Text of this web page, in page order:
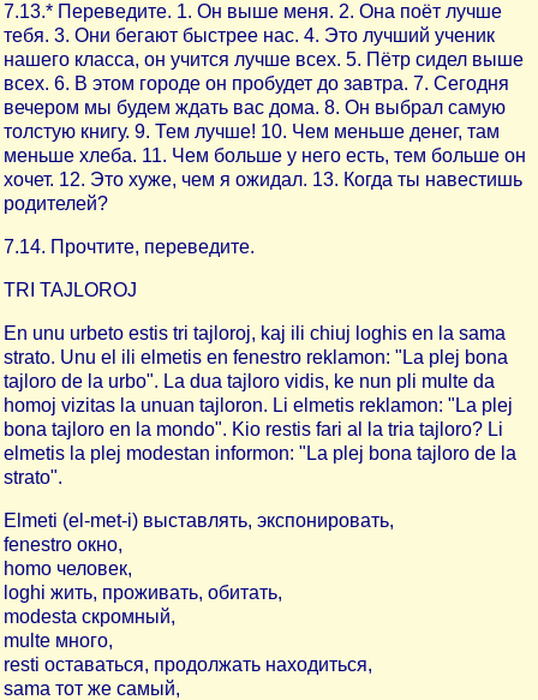
7.13.* Переведите. 1. Он выше меня. 2. Она поёт лучше
тебя. 3. Они бегают быстрее нас. 4. Это лучший ученик
нашего класса, он учится лучше всех. 5. Пётр сидел выше
всех. 6. В этом городе он пробудет до завтра. 7. Сегодня
вечером мы будем ждать вас дома. 8. Он выбрал самую
толстую книгу. 9. Тем лучше! 10. Чем меньше денег, там
меньше хлеба. 11. Чем больше у него есть, тем больше он
хочет. 12. Это хуже, чем я ожидал. 13. Когда ты навестишь
родителей?
7.14. Прочтите, переведите.
TRI TAJLOROJ
En unu urbeto estis tri tajloroj, kaj ili chiuj loghis en la sama
strato. Unu el ili elmetis en fenestro reklamon: "La plej bona
tajloro de la urbo". La dua tajloro vidis, ke nun pli multe da
homoj vizitas la unuan tajloron. Li elmetis reklamon: "La plej
bona tajloro en la mondo". Kio restis fari al la tria tajloro? Li
elmetis la plej modestan informon: "La plej bona tajloro de la
strato".
Elmeti (el-met-i) выставлять, экспонировать,
fenestro окно,
homo человек,
loghi жить, проживать, обитать,
modesta скромный,
multe много,
resti оставаться, продолжать находиться,
sama тот же самый,